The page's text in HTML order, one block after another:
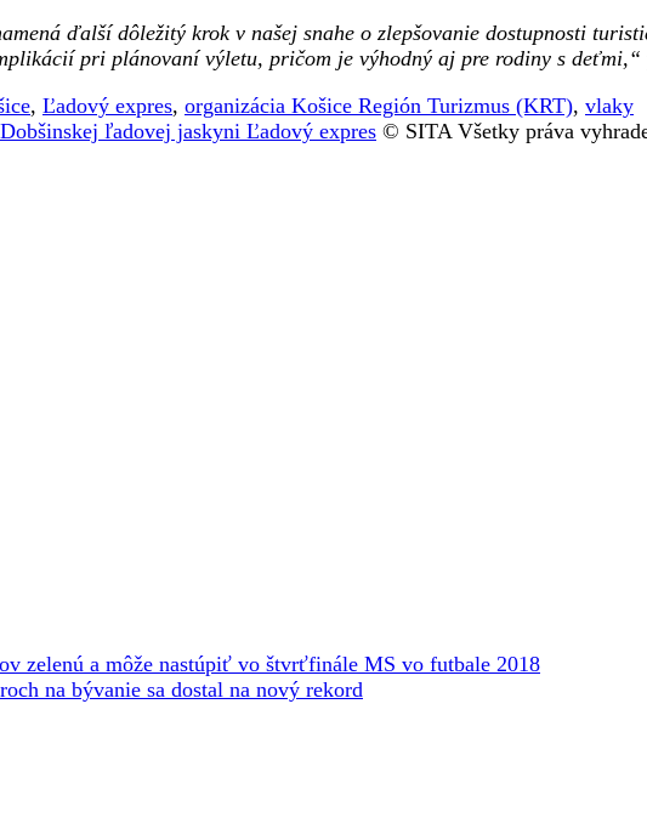
ďalší dôležitý krok v našej snahe o zlepšovanie dostupnosti
pri plánovaní výletu, pričom je výhodný aj pre rodiny s deťmi,“
, Ľadový expres, organizácia Košice Región Turizmus (KRT), vlaky
ľadovej jaskyni Ľadový expres © SITA Všetky práva
zelenú a môže nastúpiť vo štvrťfinále MS vo futbale 2018
na bývanie sa dostal na nový rekord